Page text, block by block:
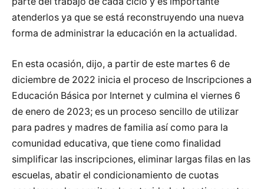
atenderlos ya que se está reconstruyendo una nueva
forma de administrar la educación en la actualidad.
En esta ocasión, dijo, a partir de este martes 6 de
diciembre de 2022 inicia el proceso de Inscripciones a
Educación Básica por Internet y culmina el viernes 6
de enero de 2023; es un proceso sencillo de utilizar
para padres y madres de familia así como para la
comunidad educativa, que tiene como finalidad
simplificar las inscripciones, eliminar largas filas en las
escuelas, abatir el condicionamiento de cuotas